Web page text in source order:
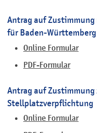
Antrag auf
für Baden-Württemberg
Online Formular
PDF-Formular
Antrag auf Zustimmung
Stellplatzverpflichtung
Online Formular